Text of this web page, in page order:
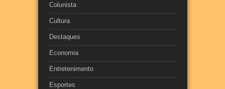
Colunista
Cultura
Destaques
Economia
Entretenimento
Esportes